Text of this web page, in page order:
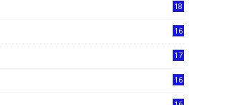
18
16
17
16